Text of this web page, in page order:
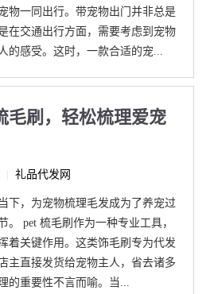
物一同出行。带宠物出门并非总是
在交通出行方面，需要考虑到宠物
的感受。这时，一款合适的宠...
毛刷，轻松梳理爱宠
礼品代发网
下，为宠物梳理毛发成为了养宠过
。 pet 梳毛刷作为一种专业工具，
着关键作用。这类饰毛刷专为代发
主直接发货给宠物主人，省去诸多
的重要性不言而喻。当...